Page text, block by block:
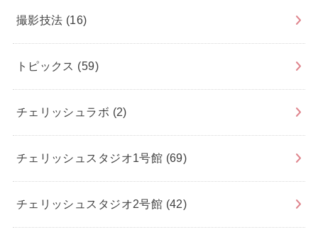
撮影技法 (16)
トピックス (59)
チェリッシュラボ (2)
チェリッシュスタジオ1号館 (69)
チェリッシュスタジオ2号館 (42)